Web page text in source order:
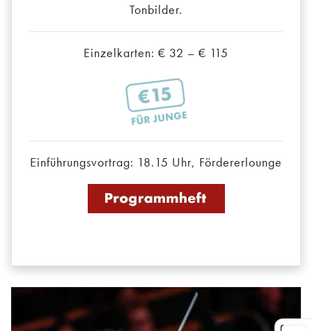
Tonbilder.
Einzelkarten: € 32 – € 115
Einführungsvortrag: 18.15 Uhr, Fördererlounge